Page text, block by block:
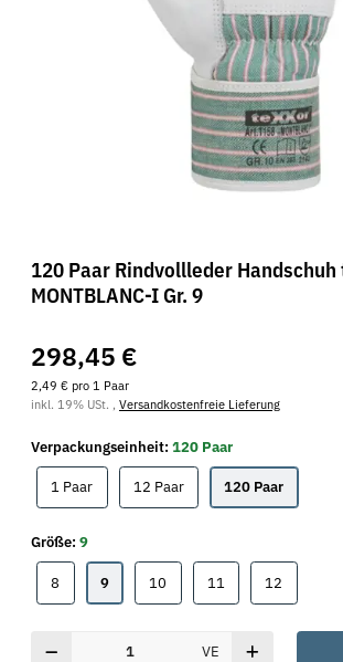
120 Paar Rindvollleder Handschuh
MONTBLANC-I Gr. 9
298,45 €
2,49 € pro 1 Paar
inkl. 19% USt. , Versandkostenfreie Lieferung
Verpackungseinheit: 120 Paar
1 Paar1 Paar 12 Paar12 Paar120 Paar120 Paar
Größe: 9
8 99 10 11 12
VE